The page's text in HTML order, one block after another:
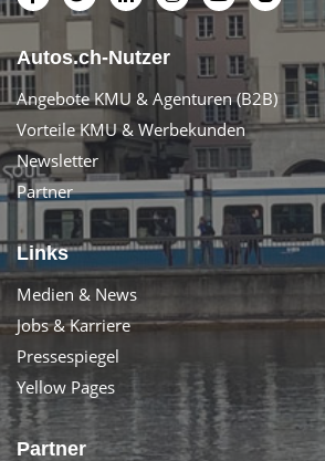
Autos.ch-Nutzer
Angebote KMU & Agenturen (B2B)
Vorteile KMU & Werbekunden
Newsletter
Partner
Links
Medien & News
Jobs & Karriere
Pressespiegel
Yellow Pages
Partner